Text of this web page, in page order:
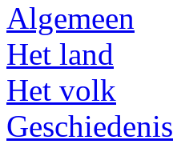
Algemeen
Het land
Het volk
Geschiedenis